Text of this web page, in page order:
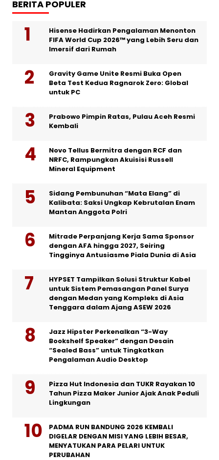
BERITA POPULER
Hisense Hadirkan Pengalaman Menonton
FIFA World Cup 2026™ yang Lebih Seru dan
Imersif dari Rumah
Gravity Game Unite Resmi Buka Open
Beta Test Kedua Ragnarok Zero: Global
untuk PC
Prabowo Pimpin Ratas, Pulau Aceh Resmi
Kembali
Novo Tellus Bermitra dengan RCF dan
NRFC, Rampungkan Akuisisi Russell
Mineral Equipment
Sidang Pembunuhan “Mata Elang” di
Kalibata: Saksi Ungkap Kebrutalan Enam
Mantan Anggota Polri
Mitrade Perpanjang Kerja Sama Sponsor
dengan AFA hingga 2027, Seiring
Tingginya Antusiasme Piala Dunia di Asia
HYPSET Tampilkan Solusi Struktur Kabel
untuk Sistem Pemasangan Panel Surya
dengan Medan yang Kompleks di Asia
Tenggara dalam Ajang ASEW 2026
Jazz Hipster Perkenalkan “3-Way
Bookshelf Speaker” dengan Desain
“Sealed Bass” untuk Tingkatkan
Pengalaman Audio Desktop
Pizza Hut Indonesia dan TUKR Rayakan 10
Tahun Pizza Maker Junior Ajak Anak Peduli
Lingkungan
PADMA RUN BANDUNG 2026 KEMBALI
DIGELAR DENGAN MISI YANG LEBIH BESAR,
MENYATUKAN PARA PELARI UNTUK
PERUBAHAN